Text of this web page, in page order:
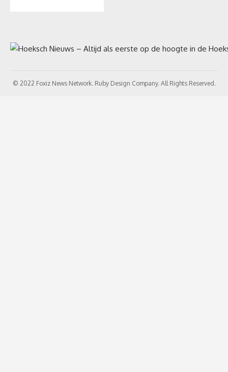
© 2022 Foxiz News Network. Ruby Design Company. All Rights Reserved.